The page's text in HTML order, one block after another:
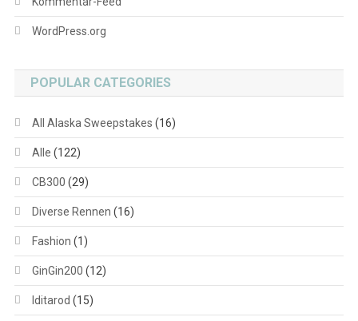
WordPress.org
POPULAR CATEGORIES
All Alaska Sweepstakes (16)
Alle (122)
CB300 (29)
Diverse Rennen (16)
Fashion (1)
GinGin200 (12)
Iditarod (15)